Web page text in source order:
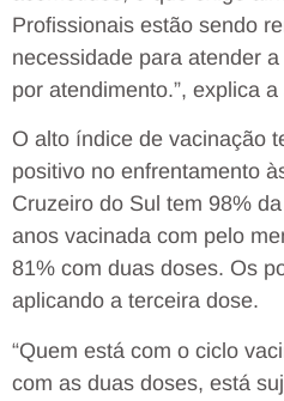
Profissionais estão sendo
necessidade para atender
por atendimento.”, explica
O alto índice de vacinação
positivo no enfrentamento
Cruzeiro do Sul tem 98%
anos vacinada com pelo
81% com duas doses. Os
aplicando a terceira dose.
“Quem está com o ciclo
com as duas doses, está